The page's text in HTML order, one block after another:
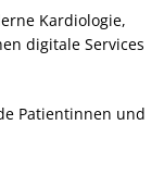
Kardiologie,
digitale Services
Patientinnen und